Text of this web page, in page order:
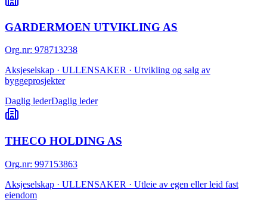
GARDERMOEN UTVIKLING AS
Org.nr: 978713238
Aksjeselskap · ULLENSAKER · Utvikling og salg av
byggeprosjekter
Daglig lederDaglig leder
THECO HOLDING AS
Org.nr: 997153863
Aksjeselskap · ULLENSAKER · Utleie av egen eller leid fast
eiendom